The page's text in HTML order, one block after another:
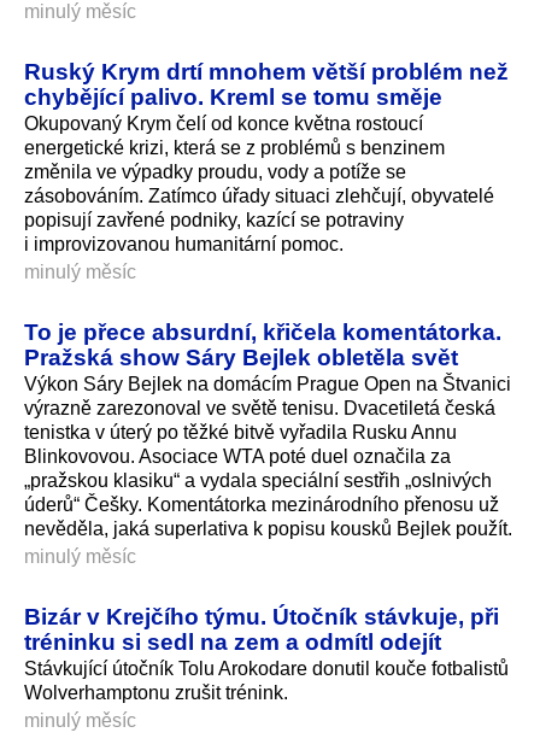
minulý měsíc
Ruský Krym drtí mnohem větší problém než
chybějící palivo. Kreml se tomu směje
Okupovaný Krym čelí od konce května rostoucí
energetické krizi, která se z problémů s benzinem
změnila ve výpadky proudu, vody a potíže se
zásobováním. Zatímco úřady situaci zlehčují, obyvatelé
popisují zavřené podniky, kazící se potraviny
i improvizovanou humanitární pomoc.
minulý měsíc
To je přece absurdní, křičela komentátorka.
Pražská show Sáry Bejlek obletěla svět
Výkon Sáry Bejlek na domácím Prague Open na Štvanici
výrazně zarezonoval ve světě tenisu. Dvacetiletá česká
tenistka v úterý po těžké bitvě vyřadila Rusku Annu
Blinkovovou. Asociace WTA poté duel označila za
„pražskou klasiku“ a vydala speciální sestřih „oslnivých
úderů“ Češky. Komentátorka mezinárodního přenosu už
nevěděla, jaká superlativa k popisu kousků Bejlek použít.
minulý měsíc
Bizár v Krejčího týmu. Útočník stávkuje, při
tréninku si sedl na zem a odmítl odejít
Stávkující útočník Tolu Arokodare donutil kouče fotbalistů
Wolverhamptonu zrušit trénink.
minulý měsíc